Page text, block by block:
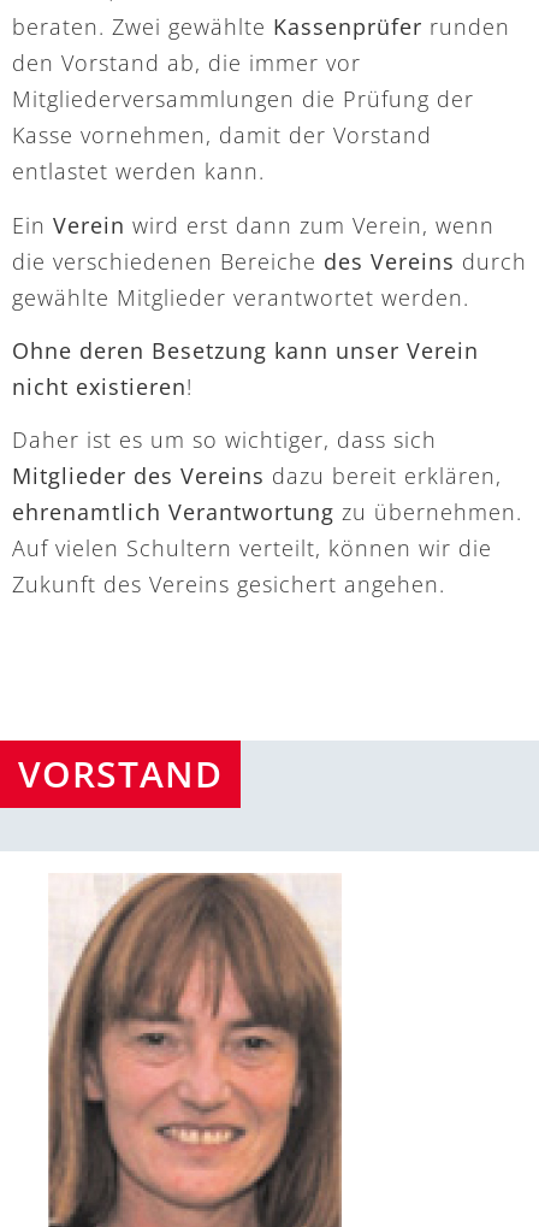
beraten. Zwei gewählte Kassenprüfer runden
den Vorstand ab, die immer vor
Mitgliederversammlungen die Prüfung der
Kasse vornehmen, damit der Vorstand
entlastet werden kann.
Ein Verein wird erst dann zum Verein, wenn
die verschiedenen Bereiche des Vereins durch
gewählte Mitglieder verantwortet werden.
Ohne deren Besetzung kann unser Verein
nicht existieren!
Daher ist es um so wichtiger, dass sich
Mitglieder des Vereins dazu bereit erklären,
ehrenamtlich Verantwortung zu übernehmen.
Auf vielen Schultern verteilt, können wir die
Zukunft des Vereins gesichert angehen.
VORSTAND